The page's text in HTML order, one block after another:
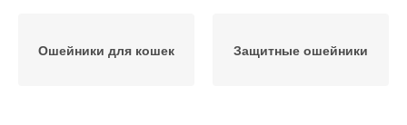
Ошейники для кошек Защитные ошейники